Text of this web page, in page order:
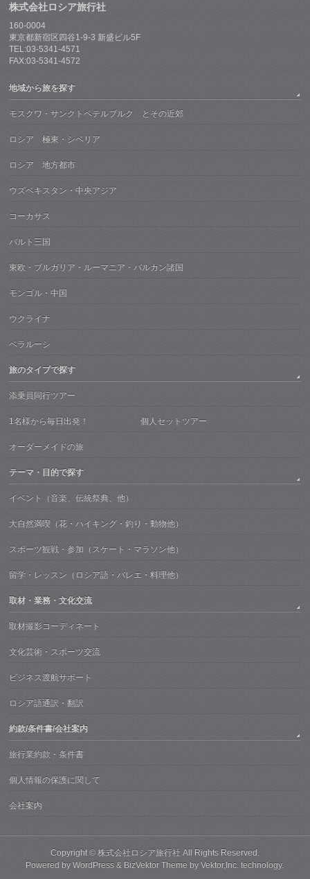
株式会社ロシア旅行社
160-0004
東京都新宿区四谷1-9-3 新盛ビル5F
TEL:03-5341-4571
FAX:03-5341-4572
地域から旅を探す
モスクワ・サンクトペテルブルク とその近郊
ロシア 極東・シベリア
ロシア 地方都市
ウズベキスタン・中央アジア
コーカサス
バルト三国
東欧・ブルガリア・ルーマニア・バルカン諸国
モンゴル・中国
ウクライナ
ベラルーシ
旅のタイプで探す
添乗員同行ツアー
1名様から毎日出発！ 個人セットツアー
オーダーメイドの旅
テーマ・目的で探す
イベント（音楽、伝統祭典、他）
大自然満喫（花・ハイキング・釣り・動物他）
スポーツ観戦・参加（スケート・マラソン他）
留学・レッスン（ロシア語・バレエ・料理他）
取材・業務・文化交流
取材撮影コーディネート
文化芸術・スポーツ交流
ビジネス渡航サポート
ロシア語通訳・翻訳
約款/条件書/会社案内
旅行業約款・条件書
個人情報の保護に関して
会社案内
Copyright © 株式会社ロシア旅行社All Rights Reserved.
Powered byWordPress & BizVektor Theme byVektor,Inc. technology.